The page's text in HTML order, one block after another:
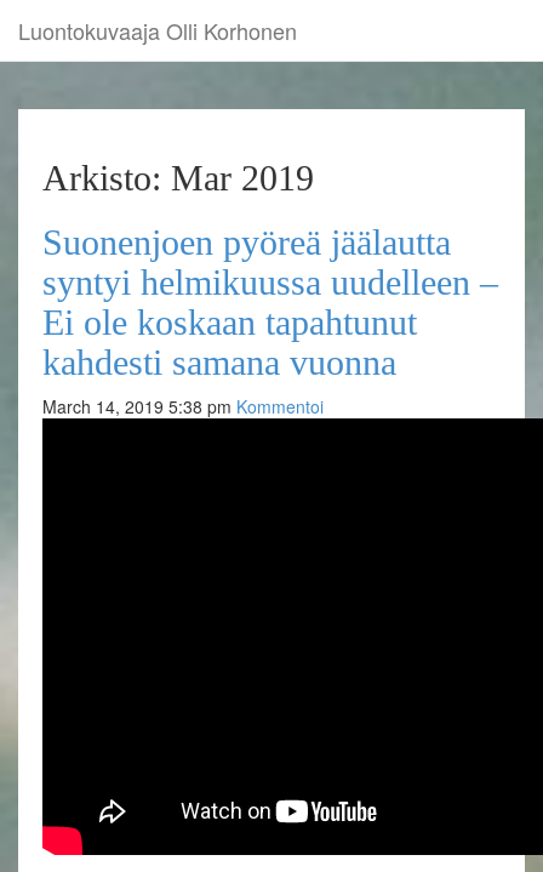
Luontokuvaaja Olli Korhonen
Arkisto: Mar 2019
Suonenjoen pyöreä jäälautta
syntyi helmikuussa uudelleen –
Ei ole koskaan tapahtunut
kahdesti samana vuonna
March 14, 2019 5:38 pm Kommentoi